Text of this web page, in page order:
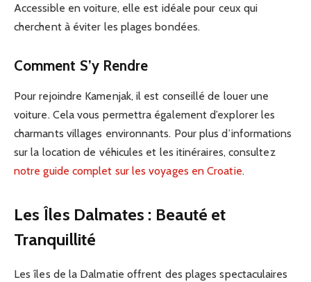
Accessible en voiture, elle est idéale pour ceux qui
cherchent à éviter les plages bondées.
Comment S’y Rendre
Pour rejoindre Kamenjak, il est conseillé de louer une
voiture. Cela vous permettra également d’explorer les
charmants villages environnants. Pour plus d’informations
sur la location de véhicules et les itinéraires, consultez
notre guide complet sur les voyages en Croatie.
Les Îles Dalmates : Beauté et
Tranquillité
Les îles de la Dalmatie offrent des plages spectaculaires